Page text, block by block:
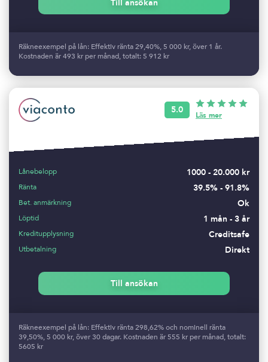
Till ansökan
Räkneexempel på lån: Effektiv ränta 29,40%, 5 000 kr, över 1 år.
Kostnaden är 493 kr per månad, totalt: 5 912 kr
5.0
Läs mer
Lånebelopp 1000 - 20.000 kr
Ränta 39.5% - 91.8%
Bet. anmärkning Ok
Löptid 1 mån - 3 år
Kreditupplysning Creditsafe
Utbetalning Direkt
Till ansökan
Räkneexempel på lån: Effektiv ränta 298,62% och nominell ränta
39,50%, 5 000 kr, över 30 dagar. Kostnaden är 555 kr per månad, totalt:
5605 kr